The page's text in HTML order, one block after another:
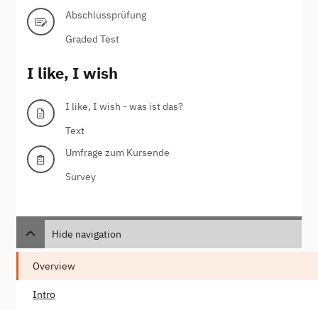
Abschlussprüfung
Graded Test
I like, I wish
I like, I wish - was ist das?
Text
Umfrage zum Kursende
Survey
Hide navigation
Overview
Intro